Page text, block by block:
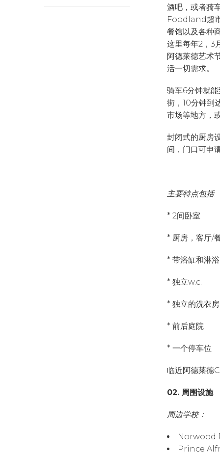
酒吧，或者骑
Foodland超
餐馆以及各种
这里每年2，
阿德莱德艺术
活一切需求。
骑车6分钟就
街，10分钟到
市场等地方，
封闭式的厨房
间，门口可申
主要特点包括:
* 2间卧室
* 厨房，客厅/
* 带浴缸和淋
* 独立w.c.
* 独立的洗衣房
* 前后庭院
* 一个停车位
临近阿德莱德
02. 周围设施
周边学校：
Norwood
Prince